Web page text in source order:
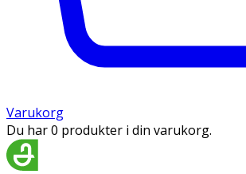
Varukorg
Du har 0 produkter i din varukorg.